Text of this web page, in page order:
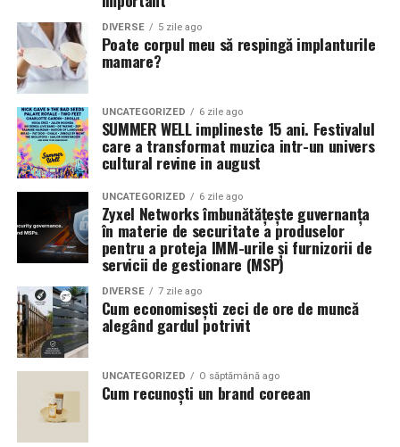
DIVERSE 5 zile ago
Poate corpul meu să respingă implanturile
mamare?
UNCATEGORIZED 6 zile ago
SUMMER WELL implineste 15 ani. Festivalul
care a transformat muzica intr-un univers
cultural revine in august
UNCATEGORIZED 6 zile ago
Zyxel Networks îmbunătățește guvernanța
în materie de securitate a produselor
pentru a proteja IMM-urile și furnizorii de
servicii de gestionare (MSP)
DIVERSE 7 zile ago
Cum economisești zeci de ore de muncă
alegând gardul potrivit
UNCATEGORIZED O săptămână ago
Cum recunoști un brand coreean